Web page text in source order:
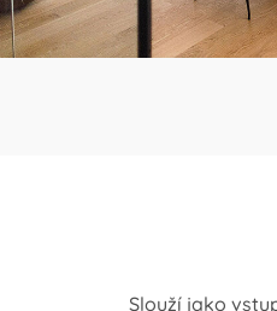
Slouží jako